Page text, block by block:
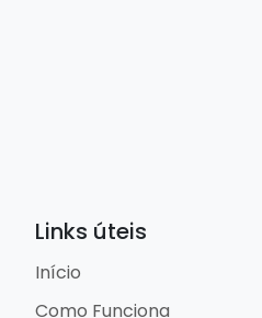
Links úteis
Início
Como Funciona